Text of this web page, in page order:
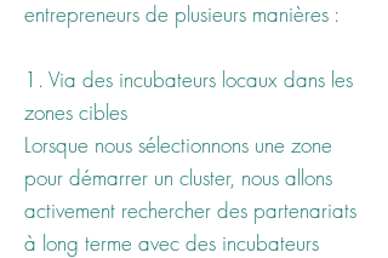
entrepreneurs de plusieurs manières :
1. Via des incubateurs locaux dans les
zones cibles
Lorsque nous sélectionnons une zone
pour démarrer un cluster, nous allons
activement rechercher des partenariats
à long terme avec des incubateurs